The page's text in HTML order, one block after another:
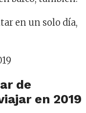
en un solo día,
de
en 2019